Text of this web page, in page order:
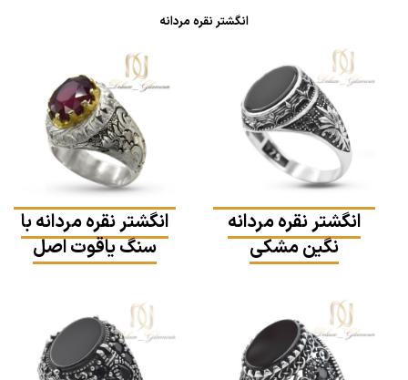
انگشتر نقره مردانه
انگشتر نقره مردانه
نگین مشکی
انگشتر نقره مردانه با
سنگ یاقوت اصل